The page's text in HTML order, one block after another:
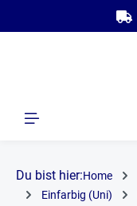
Du bist hier:Home
Einfarbig (Uni)